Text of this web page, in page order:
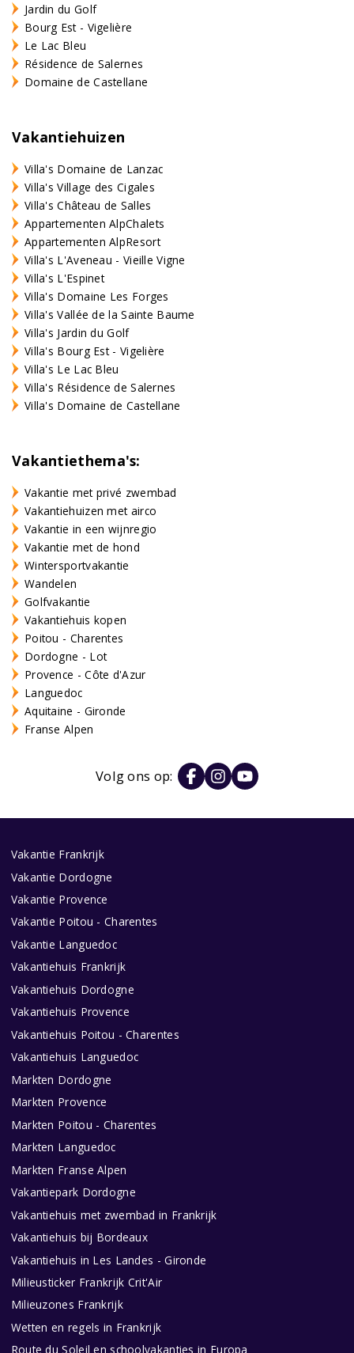
Jardin du Golf
Bourg Est - Vigelière
Le Lac Bleu
Résidence de Salernes
Domaine de Castellane
Vakantiehuizen
Villa's Domaine de Lanzac
Villa's Village des Cigales
Villa's Château de Salles
Appartementen AlpChalets
Appartementen AlpResort
Villa's L'Aveneau - Vieille Vigne
Villa's L'Espinet
Villa's Domaine Les Forges
Villa's Vallée de la Sainte Baume
Villa's Jardin du Golf
Villa's Bourg Est - Vigelière
Villa's Le Lac Bleu
Villa's Résidence de Salernes
Villa's Domaine de Castellane
Vakantiethema's:
Vakantie met privé zwembad
Vakantiehuizen met airco
Vakantie in een wijnregio
Vakantie met de hond
Wintersportvakantie
Wandelen
Golfvakantie
Vakantiehuis kopen
Poitou - Charentes
Dordogne - Lot
Provence - Côte d'Azur
Languedoc
Aquitaine - Gironde
Franse Alpen
Volg ons op:
Vakantie Frankrijk
Vakantie Dordogne
Vakantie Provence
Vakantie Poitou - Charentes
Vakantie Languedoc
Vakantiehuis Frankrijk
Vakantiehuis Dordogne
Vakantiehuis Provence
Vakantiehuis Poitou - Charentes
Vakantiehuis Languedoc
Markten Dordogne
Markten Provence
Markten Poitou - Charentes
Markten Languedoc
Markten Franse Alpen
Vakantiepark Dordogne
Vakantiehuis met zwembad in Frankrijk
Vakantiehuis bij Bordeaux
Vakantiehuis in Les Landes - Gironde
Milieusticker Frankrijk Crit'Air
Milieuzones Frankrijk
Wetten en regels in Frankrijk
Route du Soleil en schoolvakanties in Europa